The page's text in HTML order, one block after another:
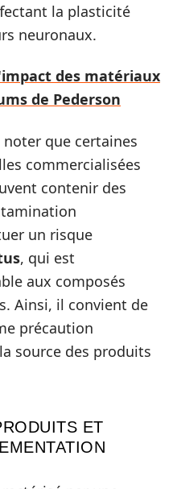
la plasticité
neuronaux.
des matériaux
de Pederson
que certaines
commercialisées
contenir des
un risque
, qui est
aux composés
Ainsi, il convient de
précaution
source des produits
ET